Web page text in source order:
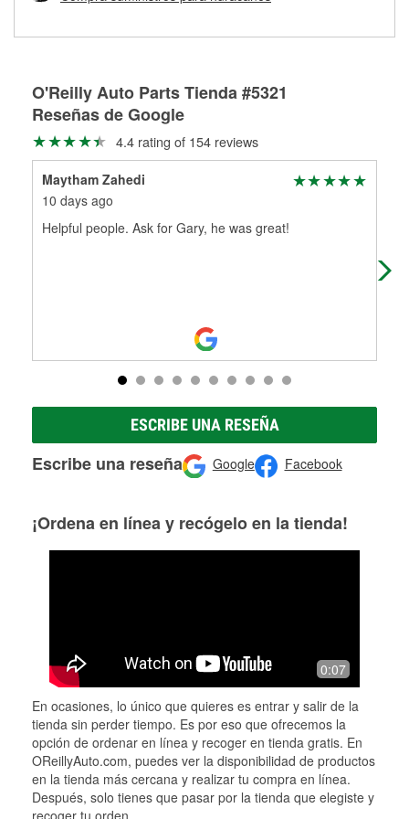
partes de reemplazo correctas para tu reparación.
O'Reilly Auto Parts Tienda #5321
Reseñas de Google
4.4 rating of 154 reviews
Maytham Zahedi
10 days ago
Helpful people. Ask for Gary, he was great!
ESCRIBE UNA RESEÑA
Escribe una reseña Google Facebook
¡Ordena en línea y recógelo en la tienda!
0:07
En ocasiones, lo único que quieres es entrar y salir de la
tienda sin perder tiempo. Es por eso que ofrecemos la
opción de ordenar en línea y recoger en tienda gratis. En
OReillyAuto.com, puedes ver la disponibilidad de productos
en la tienda más cercana y realizar tu compra en línea.
Después, solo tienes que pasar por la tienda que elegiste y
recoger tu orden.